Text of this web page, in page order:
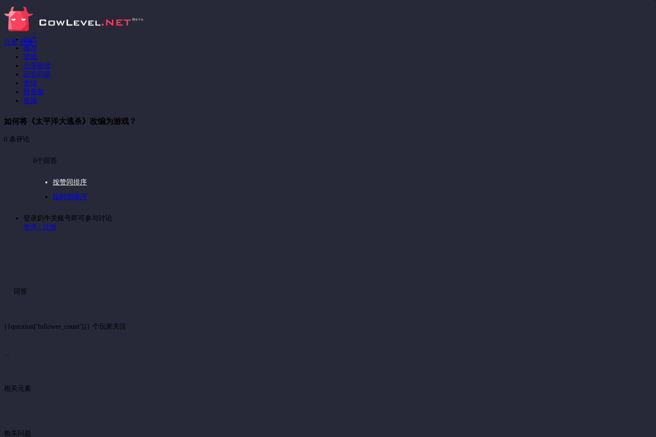
注册 登录
动态
推荐
游戏
分享链接
回答问题
发现
野蔷薇
视频
如何将《太平洋大逃杀》改编为游戏？
0 条评论
0个回答
按赞同排序
按时间排序
登录奶牛关账号即可参与讨论
登录 / 注册
回答
{{question['follower_count']}} 个玩家关注
相关元素
相关问题